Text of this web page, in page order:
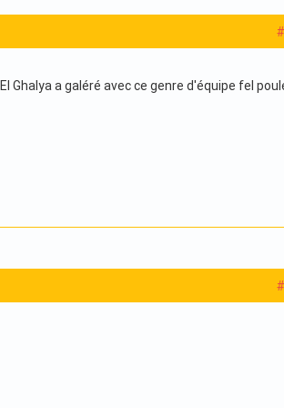
Ghalya a galéré avec ce genre d'équipe fel